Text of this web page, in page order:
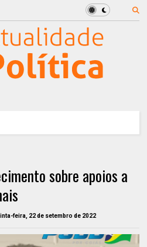
sobre apoios a
feira, 22 de setembro de 2022